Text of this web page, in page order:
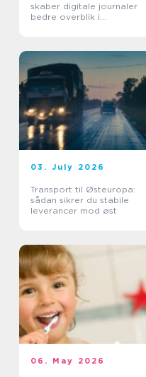
skaber digitale journaler
bedre overblik i
03. July 2026
Transport til Østeuropa:
sådan sikrer du stabile
leverancer mod øst
06. May 2026